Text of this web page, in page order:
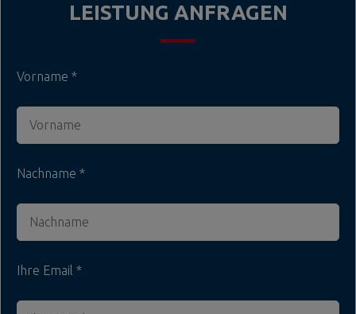
LEISTUNG ANFRAGEN
Vorname
Nachname
Ihre Email